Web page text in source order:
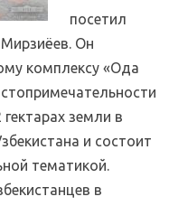
посетил
Он
комплексу «Ода
земли в
и состоит
тематикой.
в